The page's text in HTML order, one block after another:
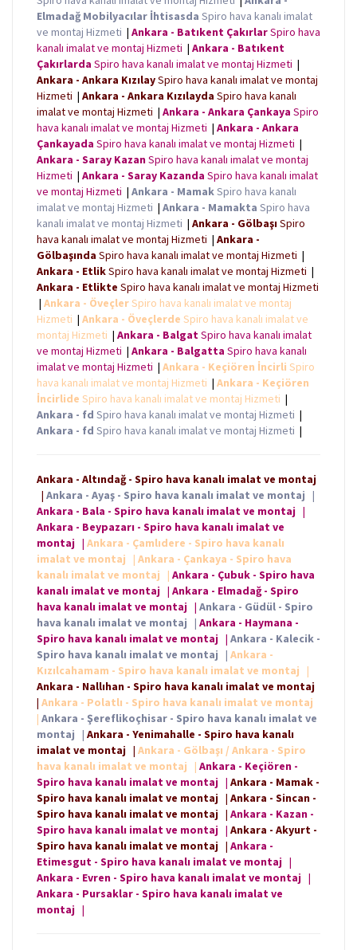
Elmadağ Mobilyacılar İhtisasda Spiro hava kanalı imalat
ve montaj Hizmeti | Ankara - Batıkent ÇakırlarSpiro hava
kanalı imalat ve montaj Hizmeti | Ankara - Batıkent
Çakırlarda Spiro hava kanalı imalat ve montaj Hizmeti |
Ankara - Ankara KızılaySpiro hava kanalı imalat ve montaj
Hizmeti | Ankara - Ankara Kızılayda Spiro hava kanalı
imalat ve montaj Hizmeti | Ankara - Ankara Çankaya Spiro
hava kanalı imalat ve montaj Hizmeti | Ankara - Ankara
Çankayada Spiro hava kanalı imalat ve montaj Hizmeti |
Ankara - Saray KazanSpiro hava kanalı imalat ve montaj
Hizmeti | Ankara - Saray Kazanda Spiro hava kanalı imalat
ve montaj Hizmeti | Ankara - MamakSpiro hava kanalı
imalat ve montaj Hizmeti | Ankara - Mamakta Spiro hava
kanalı imalat ve montaj Hizmeti | Ankara - GölbaşıSpiro
hava kanalı imalat ve montaj Hizmeti | Ankara -
Gölbaşında Spiro hava kanalı imalat ve montaj Hizmeti |
Ankara - EtlikSpiro hava kanalı imalat ve montaj Hizmeti |
Ankara - Etlikte Spiro hava kanalı imalat ve montaj Hizmeti
| Ankara - ÖveçlerSpiro hava kanalı imalat ve montaj
Hizmeti | Ankara - Öveçlerde Spiro hava kanalı imalat ve
montaj Hizmeti | Ankara - BalgatSpiro hava kanalı imalat
ve montaj Hizmeti | Ankara - Balgatta Spiro hava kanalı
imalat ve montaj Hizmeti | Ankara - Keçiören İncirli Spiro
hava kanalı imalat ve montaj Hizmeti | Ankara - Keçiören
İncirlide Spiro hava kanalı imalat ve montaj Hizmeti |
Ankara - fd Spiro hava kanalı imalat ve montaj Hizmeti |
Ankara - fd Spiro hava kanalı imalat ve montaj Hizmeti |
Ankara - Altındağ - Spiro hava kanalı imalat ve montaj
| Ankara - Ayaş - Spiro hava kanalı imalat ve montaj |
Ankara - Bala - Spiro hava kanalı imalat ve montaj |
Ankara - Beypazarı - Spiro hava kanalı imalat ve
montaj | Ankara - Çamlıdere - Spiro hava kanalı
imalat ve montaj | Ankara - Çankaya - Spiro hava
kanalı imalat ve montaj | Ankara - Çubuk - Spiro hava
kanalı imalat ve montaj | Ankara - Elmadağ - Spiro
hava kanalı imalat ve montaj | Ankara - Güdül - Spiro
hava kanalı imalat ve montaj | Ankara - Haymana -
Spiro hava kanalı imalat ve montaj | Ankara - Kalecik -
Spiro hava kanalı imalat ve montaj | Ankara -
Kızılcahamam - Spiro hava kanalı imalat ve montaj |
Ankara - Nallıhan - Spiro hava kanalı imalat ve montaj
| Ankara - Polatlı - Spiro hava kanalı imalat ve montaj
| Ankara - Şereflikoçhisar - Spiro hava kanalı imalat ve
montaj | Ankara - Yenimahalle - Spiro hava kanalı
imalat ve montaj | Ankara - Gölbaşı / Ankara - Spiro
hava kanalı imalat ve montaj | Ankara - Keçiören -
Spiro hava kanalı imalat ve montaj | Ankara - Mamak -
Spiro hava kanalı imalat ve montaj | Ankara - Sincan -
Spiro hava kanalı imalat ve montaj | Ankara - Kazan -
Spiro hava kanalı imalat ve montaj | Ankara - Akyurt -
Spiro hava kanalı imalat ve montaj | Ankara -
Etimesgut - Spiro hava kanalı imalat ve montaj |
Ankara - Evren - Spiro hava kanalı imalat ve montaj |
Ankara - Pursaklar - Spiro hava kanalı imalat ve
montaj |